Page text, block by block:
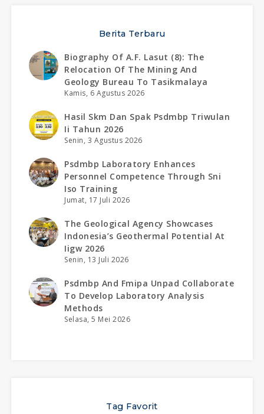
Berita Terbaru
Biography Of A.f. Lasut (8): The
Relocation Of The Mining And
Geology Bureau To Tasikmalaya
Kamis, 6 Agustus 2026
Hasil Skm Dan Spak Psdmbp Triwulan
Ii Tahun 2026
Senin, 3 Agustus 2026
Psdmbp Laboratory Enhances
Personnel Competence Through Sni
Iso Training
Jumat, 17 Juli 2026
The Geological Agency Showcases
Indonesia’s Geothermal Potential At
Iigw 2026
Senin, 13 Juli 2026
Psdmbp And Fmipa Unpad Collaborate
To Develop Laboratory Analysis
Methods
Selasa, 5 Mei 2026
Tag Favorit